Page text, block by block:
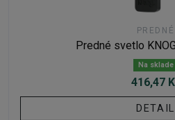
PREDNÉ
Predné svetlo
Na sklade
416,47
DETAIL